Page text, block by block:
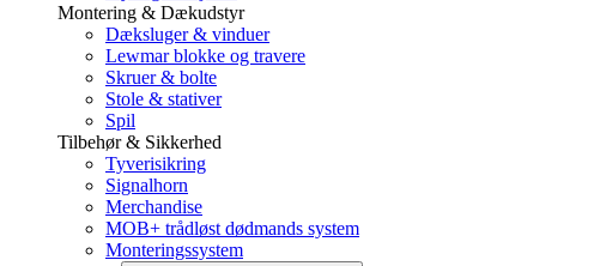
Montering & Dækudstyr
Dæksluger & vinduer
Lewmar blokke og travere
Skruer & bolte
Stole & stativer
Spil
Tilbehør & Sikkerhed
Tyverisikring
Signalhorn
Merchandise
MOB+ trådløst dødmands system
Monteringssystem